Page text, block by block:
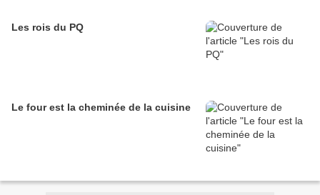
Les rois du PQ
Le four est la cheminée de la cuisine